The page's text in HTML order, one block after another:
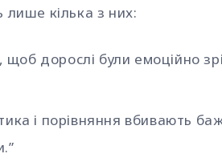
кілька з них:
щоб дорослі були емоційно
і порівняння вбивають